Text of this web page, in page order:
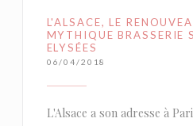
L'ALSACE, LE
MYTHIQUE BRASSERIE
ELYSÉES
06/04/2018
L'Alsace a son adresse à